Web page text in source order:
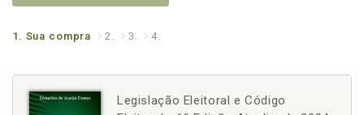
1. Sua compra 2. 3. 4.
Legislação Eleitoral e Código